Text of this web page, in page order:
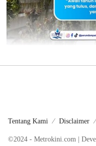
Tentang Kami Disclaimer
©2024 - Metrokini.com |